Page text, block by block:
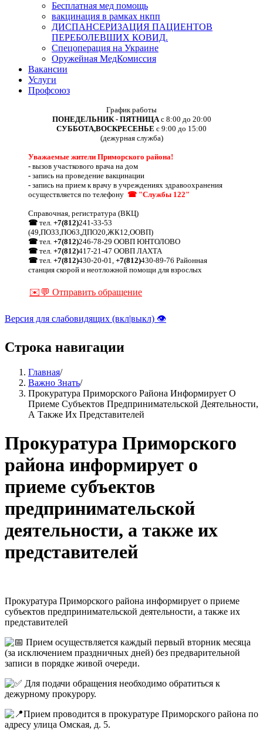
Бесплатная мед помощь
вакцинация в рамках нкпп
ДИСПАНСЕРИЗАЦИЯ ПАЦИЕНТОВ
ПЕРЕБОЛЕВШИХ КОВИД.
Спецоперация на Украине
Оружейная МедКомиссия
Вакансии
Услуги
Профсоюз
График работы
ПОНЕДЕЛЬНИК - ПЯТНИЦА с 8:00 до 20:00
СУББОТА,ВОСКРЕСЕНЬЕ с 9:00 до 15:00
(дежурная служба)
Уважаемые жители Приморского района!
- вызов участкового врача на дом
- запись на проведение вакцинации
- запись на прием к врачу в учреждениях здравоохранения
осуществляется по телефону ☎ "Службы 122"
Справочная, регистратура (ВКЦ)
☎ тел. +7(812)241-33-53
(49,ПО33,ПО63,ДПО20,ЖК12,ООВП)
☎ тел. +7(812)246-78-29 ООВП ЮНТОЛОВО
☎ тел. +7(812)417-21-47 ООВП ЛАХТА
☎ тел. +7(812)430-20-01, +7(812)430-89-76 Районная
станция скорой и неотложной помощи для взрослых
✉️💬 Отправить обращение
Версия для слабовидящих (вкл|выкл) 👁
Строка навигации
Главная/
Важно Знать/
Прокуратура Приморского Района Информирует О
Приеме Субъектов Предпринимательской Деятельности,
А Также Их Представителей
Прокуратура Приморского
района информирует о
приеме субъектов
предпринимательской
деятельности, а также их
представителей
Прокуратура Приморского района информирует о приеме
субъектов предпринимательской деятельности, а также их
представителей
Прием осуществляется каждый первый вторник месяца
(за исключением праздничных дней) без предварительной
записи в порядке живой очереди.
Для подачи обращения необходимо обратиться к
дежурному прокурору.
Прием проводится в прокуратуре Приморского района по
адресу улица Омская, д. 5.